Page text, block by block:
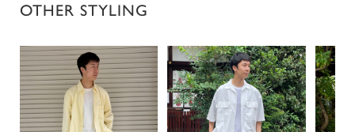
OTHER STYLING